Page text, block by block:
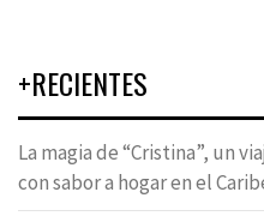
+RECIENTES
La magia de “Cristina”, un
con sabor a hogar en el